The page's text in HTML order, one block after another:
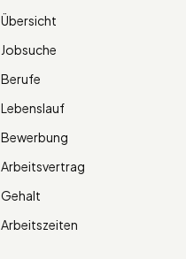
Übersicht
Jobsuche
Berufe
Lebenslauf
Bewerbung
Arbeitsvertrag
Gehalt
Arbeitszeiten